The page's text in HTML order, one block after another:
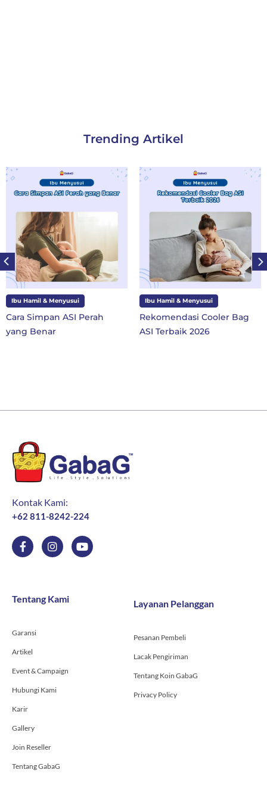
Trending Artikel
& Menyusui
ASI Perah
Ibu Hamil & Menyusui
Rekomendasi Cooler Bag
ASI Terbaik 2026
10
Kontak Kami:
+62 811-8242-224
F
a
c
o
f
I
n
s
g
r
Y
o
u
Tentang Kami
Garansi
Artikel
Event & Campaign
Hubungi Kami
Karir
Gallery
Join Reseller
Tentang GabaG
Layanan Pelanggan
Pesanan Pembeli
Lacak Pengiriman
Tentang Koin GabaG
Privacy Policy